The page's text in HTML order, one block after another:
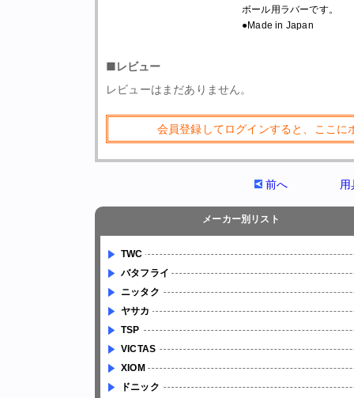
ボール用ラバーです。
●Made in Japan
■レビュー
レビューはまだありません。
会員登録してログインすると、ここ
前へ
メーカー別リスト
TWC
バタフライ
ニッタク
ヤサカ
TSP
VICTAS
XIOM
ドニック